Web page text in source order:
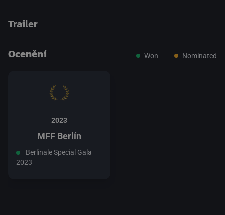
Trailer
přepnout na HTML5 přehrávač
Ocenění Won Nominated
2023
MFF Berlín
2023